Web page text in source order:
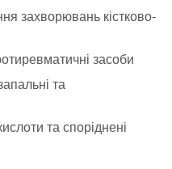
захворювань кістково-
засоби
та
та споріднені